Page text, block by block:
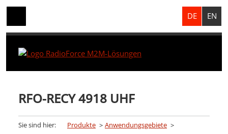
DE EN
RFO-RECY 4918 UHF
Sie sind hier: Produkte
Anwendungsgebiete